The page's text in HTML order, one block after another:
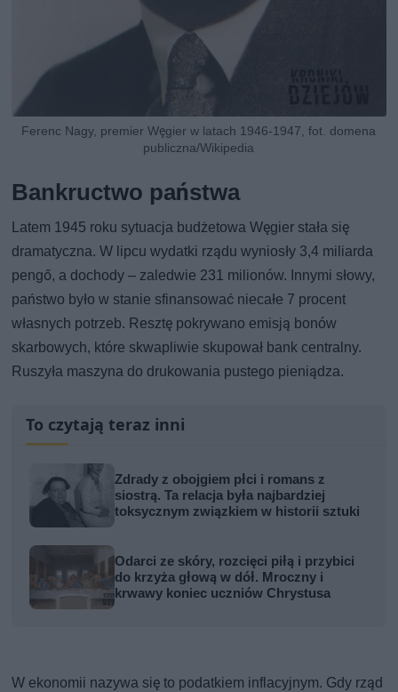
Ferenc Nagy, premier Węgier w latach 1946-1947, fot. domena
publiczna/Wikipedia
Bankructwo państwa
Latem 1945 roku sytuacja budżetowa Węgier stała się
dramatyczna. W lipcu wydatki rządu wyniosły 3,4 miliarda
pengő, a dochody – zaledwie 231 milionów. Innymi słowy,
państwo było w stanie sfinansować niecałe 7 procent
własnych potrzeb. Resztę pokrywano emisją bonów
skarbowych, które skwapliwie skupował bank centralny.
Ruszyła maszyna do drukowania pustego pieniądza.
To czytają teraz inni
Zdrady z obojgiem płci i romans z
siostrą. Ta relacja była najbardziej
toksycznym związkiem w historii sztuki
Odarci ze skóry, rozcięci piłą i przybici
do krzyża głową w dół. Mroczny i
krwawy koniec uczniów Chrystusa
W ekonomii nazywa się to podatkiem inflacyjnym. Gdy rząd